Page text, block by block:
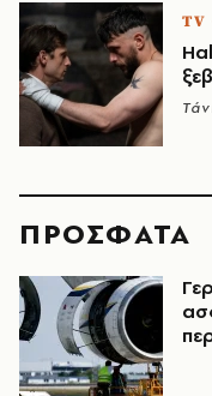
TV
ΠΡΟΣΦΑΤΑ